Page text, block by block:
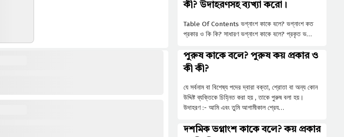
কী? উদাহরণসহ ব্যখ্যা করো।
Table Of Contents ভগ্নাংশ কাকে বলে? ভগ্নাংশ কত
প্রকার ও কি কি? সাধারণ ভগ্নাংশ কাকে বলে? প্রকৃত ভ…
পুরুষ কাকে বলে? পুরুষ কয় প্রকার ও
কী কী?
যে সর্বনাম বা বিশেষ্য পদের দ্বারা বক্তা, শ্রোতা বা অন্য কোন
উদ্দিষ্ট ব্যক্তিকে চিহ্নিত করা হয় , তাকে পুরুষ বলা হয়।
উদাহরণ :- আমি এবং তুমি আগামীকাল শ্রেয…
দশমিক ভগ্নাংশ কাকে বলে? কয় প্রকার